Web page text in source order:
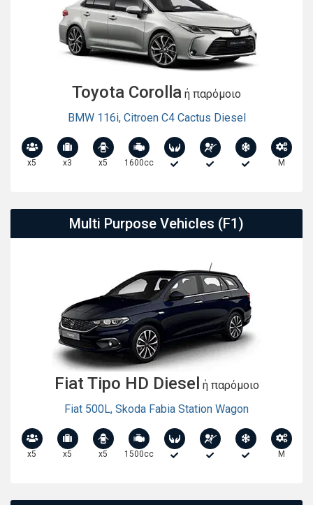
Toyota Corolla ή παρόμοιο
BMW 116i, Citroen C4 Cactus Diesel
x5 x3 x5 1600cc M
Multi Purpose Vehicles (F1)
Fiat Tipo HD Diesel ή παρόμοιο
Fiat 500L, Skoda Fabia Station Wagon
x5 x5 x5 1500cc M